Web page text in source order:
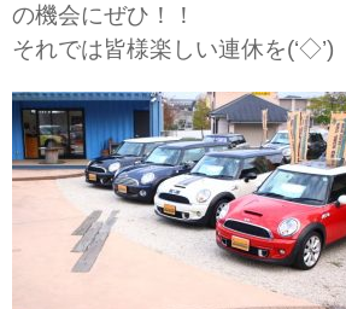
の機会にぜひ！！
それでは皆様楽しい連休を(‘◇’)ゞ